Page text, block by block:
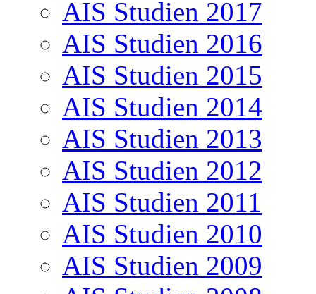
AIS Studien 2017
AIS Studien 2016
AIS Studien 2015
AIS Studien 2014
AIS Studien 2013
AIS Studien 2012
AIS Studien 2011
AIS Studien 2010
AIS Studien 2009